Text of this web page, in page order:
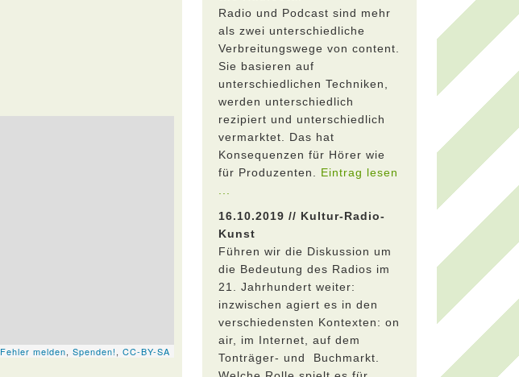
Radio und Podcast sind mehr
als zwei unterschiedliche
Verbreitungswege von content.
Sie basieren auf
unterschiedlichen Techniken,
werden unterschiedlich
rezipiert und unterschiedlich
vermarktet. Das hat
Konsequenzen für Hörer wie
für Produzenten. Eintrag lesen
16.10.2019 // Kultur-Radio-
Kunst
Führen wir die Diskussion um
die Bedeutung des Radios im
21. Jahrhundert weiter:
inzwischen agiert es in den
verschiedensten Kontexten: on
air, im Internet, auf dem
Tonträger- und Buchmarkt.